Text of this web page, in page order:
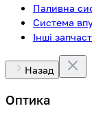
Паливна
Система
Інші
Назад
Оптика